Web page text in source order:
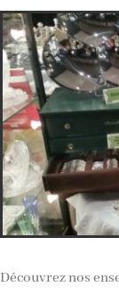
Découvrez nos